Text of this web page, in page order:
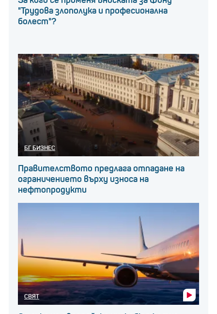
"Трудова злополука и професионална
болест"?
БГ БИЗНЕС
Правителството предлага отпадане на
ограничението върху износа на
нефтопродукти
СВЯТ